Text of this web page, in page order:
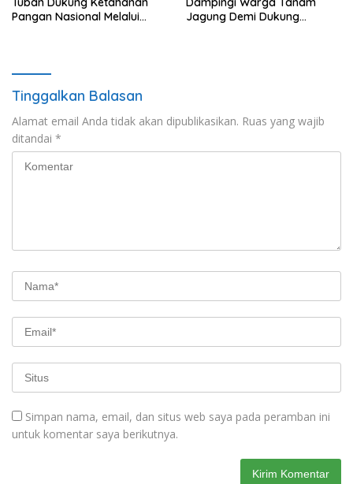
Pangan Nasional Melalui
Jagung Demi Dukung
Tinggalkan Balasan
Alamat email Anda tidak akan dipublikasikan. Ruas yang wajib
ditandai *
Simpan nama, email, dan situs web saya pada peramban ini
untuk komentar saya berikutnya.